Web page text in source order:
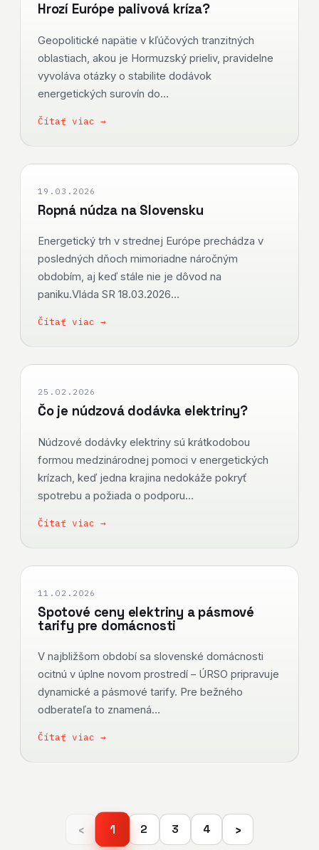
Hrozí Európe palivová kríza?
Geopolitické napätie v kľúčových tranzitných
oblastiach, akou je Hormuzský prieliv, pravidelne
vyvoláva otázky o stabilite dodávok
energetických surovín do…
Čítať viac →
19.03.2026
Ropná núdza na Slovensku
Energetický trh v strednej Európe prechádza v
posledných dňoch mimoriadne náročným
obdobím, aj keď stále nie je dôvod na
paniku.Vláda SR 18.03.2026…
Čítať viac →
25.02.2026
Čo je núdzová dodávka elektriny?
Núdzové dodávky elektriny sú krátkodobou
formou medzinárodnej pomoci v energetických
krízach, keď jedna krajina nedokáže pokryť
spotrebu a požiada o podporu…
Čítať viac →
11.02.2026
Spotové ceny elektriny a pásmové
tarify pre domácnosti
V najbližšom období sa slovenské domácnosti
ocitnú v úplne novom prostredí – ÚRSO pripravuje
dynamické a pásmové tarify. Pre bežného
odberateľa to znamená…
Čítať viac →
‹ 1 2 3 4 ›